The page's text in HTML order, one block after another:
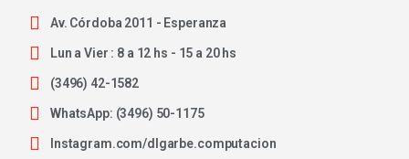
Av. Córdoba 2011 - Esperanza
Lun a Vier : 8 a 12 hs - 15 a 20 hs
(3496) 42-1582
WhatsApp: (3496) 50-1175
Instagram.com/dlgarbe.computacion